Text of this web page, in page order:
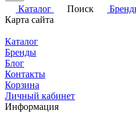
Каталог Поиск
Карта сайта
Каталог
Бренды
Блог
Контакты
Корзина
Личный кабинет
Информация